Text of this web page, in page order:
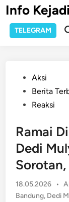
Skip
to
content
Info
TELEGRAM
PostedAksi
Berita
Reaksi
Ramai
Dedi
18.05.2026 •
in
Bandung, Dedi